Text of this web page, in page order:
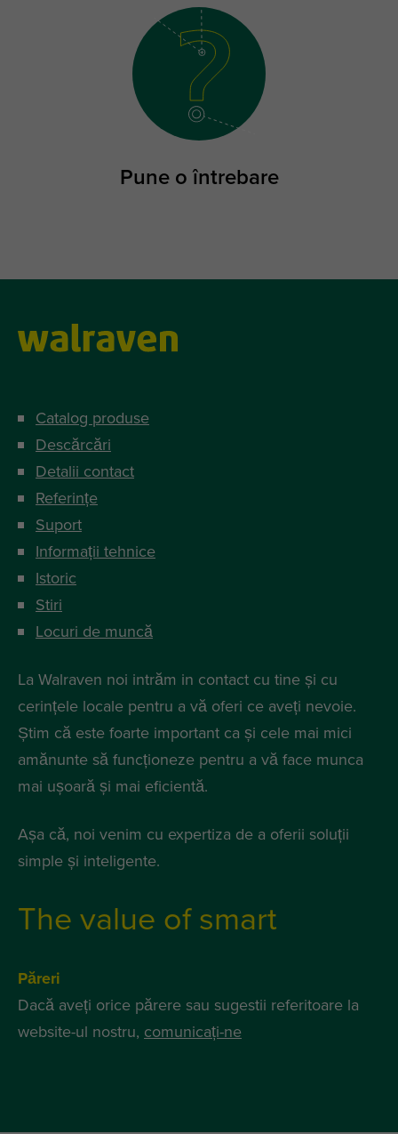
Pune o întrebare
Catalog produse
Descărcări
Detalii contact
Referințe
Suport
Informații tehnice
Istoric
Stiri
Locuri de muncă
La Walraven noi intrăm in contact cu tine și cu
cerințele locale pentru a vă oferi ce aveți nevoie.
Știm că este foarte important ca și cele mai mici
amănunte să funcționeze pentru a vă face munca
mai ușoară și mai eficientă.
Așa că, noi venim cu expertiza de a oferii soluții
simple și inteligente.
The value of smart
Păreri
Dacă aveți orice părere sau sugestii referitoare la
website-ul nostru, comunicați-ne